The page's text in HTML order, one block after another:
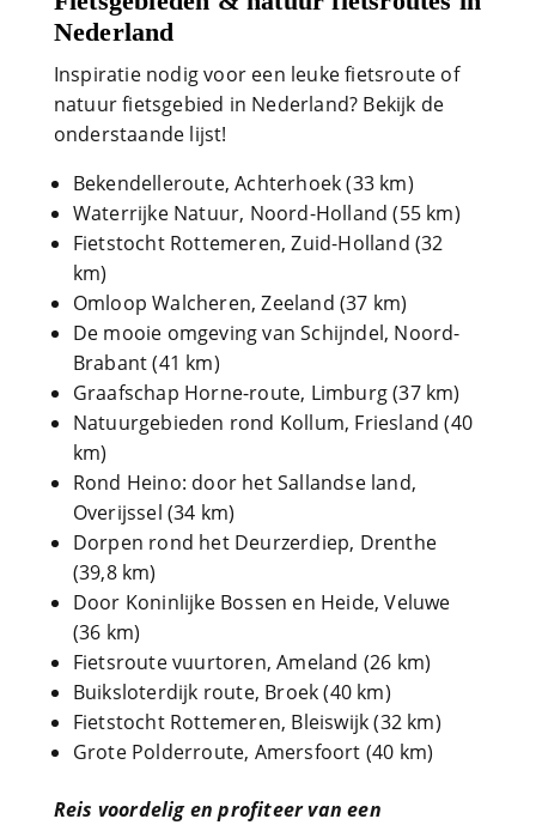
Nederland
Inspiratie nodig voor een leuke fietsroute of
natuur fietsgebied in Nederland? Bekijk de
onderstaande lijst!
Bekendelleroute, Achterhoek (33 km)
Waterrijke Natuur, Noord-Holland (55 km)
Fietstocht Rottemeren, Zuid-Holland (32
km)
Omloop Walcheren, Zeeland (37 km)
De mooie omgeving van Schijndel, Noord-
Brabant (41 km)
Graafschap Horne-route, Limburg (37 km)
Natuurgebieden rond Kollum, Friesland (40
km)
Rond Heino: door het Sallandse land,
Overijssel (34 km)
Dorpen rond het Deurzerdiep, Drenthe
(39,8 km)
Door Koninlijke Bossen en Heide, Veluwe
(36 km)
Fietsroute vuurtoren, Ameland (26 km)
Buiksloterdijk route, Broek (40 km)
Fietstocht Rottemeren, Bleiswijk (32 km)
Grote Polderroute, Amersfoort (40 km)
Reis voordelig en profiteer van een